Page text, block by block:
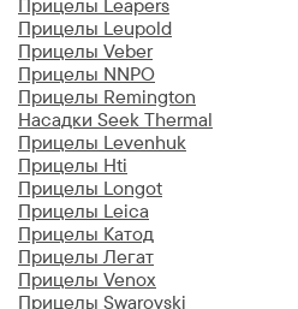
Прицелы Leapers
Прицелы Leupold
Прицелы Veber
Прицелы NNPO
Прицелы Remington
Насадки Seek Thermal
Прицелы Levenhuk
Прицелы Hti
Прицелы Longot
Прицелы Leica
Прицелы Катод
Прицелы Легат
Прицелы Venox
Прицелы Swarovski